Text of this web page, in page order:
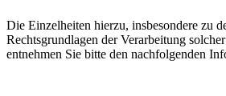
Die Einzelheiten hierzu, insbesondere zu
Rechtsgrundlagen der Verarbeitung
entnehmen Sie bitte den nachfolgenden